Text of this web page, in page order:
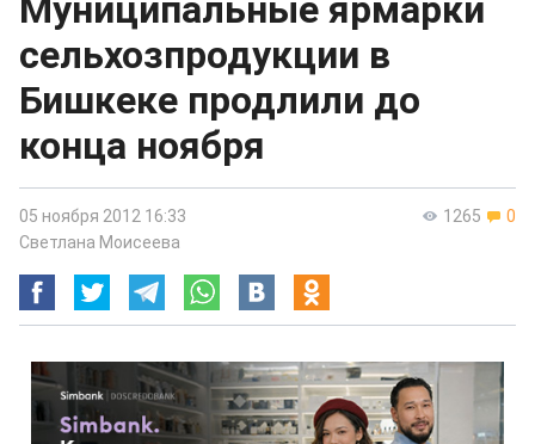
Муниципальные ярмарки
сельхозпродукции в
Бишкеке продлили до
конца ноября
1265 0
05 ноября 2012 16:33
Светлана Моисеева